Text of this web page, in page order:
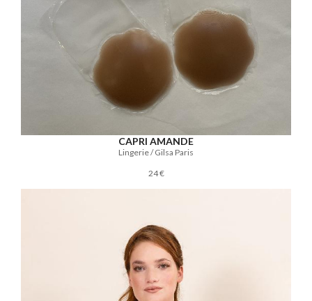
CAPRI AMANDE
Lingerie / Gilsa Paris
24 €